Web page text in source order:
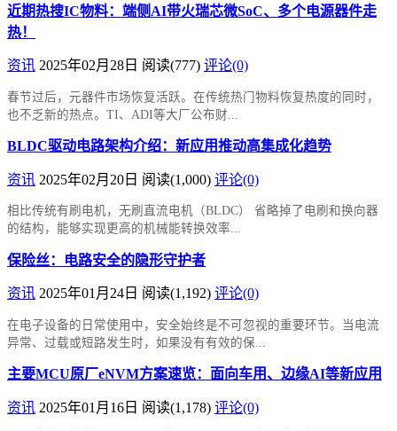
近期热搜IC物料：端侧AI带火瑞芯微SoC、多个电源器件走
热！
资讯 2025年02月28日 阅读(777) 评论(0)
春节过后，元器件市场恢复活跃。在传统热门物料恢复热度的同时，
也不乏新的热点。TI、ADI等大厂公布财...
BLDC驱动电路架构介绍：新应用推动高集成化趋势
资讯 2025年02月20日 阅读(1,000) 评论(0)
相比传统有刷电机，无刷直流电机（BLDC） 省略掉了电刷和换向器
的结构，能够实现更高的机械能转换效率...
保险丝：电路安全的隐形守护者
资讯 2025年01月24日 阅读(1,192) 评论(0)
在电子设备的日常使用中，安全始终是不可忽视的重要环节。当电流
异常、过载或短路发生时，如果没有有效的保...
主要MCU原厂eNVM方案速览：面向车用、边缘AI等新应用
资讯 2025年01月16日 阅读(1,178) 评论(0)